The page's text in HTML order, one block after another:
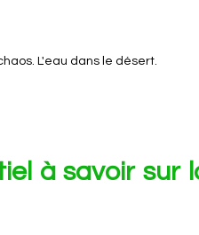
L'eau dans le désert.
à savoir sur